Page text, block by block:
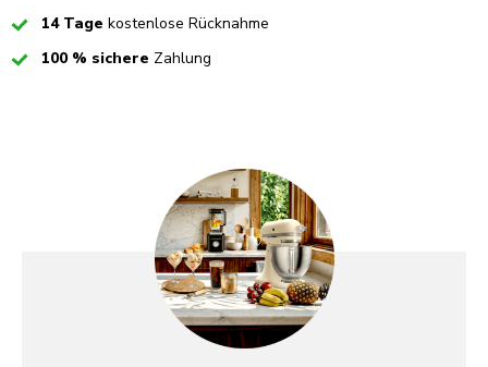
Checked14 Tage kostenlose Rücknahme
Checked100 % sichere Zahlung